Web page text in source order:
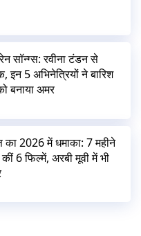
सॉन्ग्स: रवीना टंडन से
इन 5 अभिनेत्रियों ने बारिश
बनाया अमर
का 2026 में धमाका: 7 महीने
6 फिल्में, अरबी मूवी में भी